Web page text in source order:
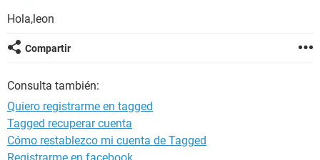
Hola,leon
Compartir
Consulta también:
Quiero registrarme en tagged
Tagged recuperar cuenta
Cómo restablezco mi cuenta de Tagged